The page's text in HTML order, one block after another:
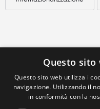
Questo sito
Questo sito web utilizza i
navigazione. Utilizzando il
in conformità con la